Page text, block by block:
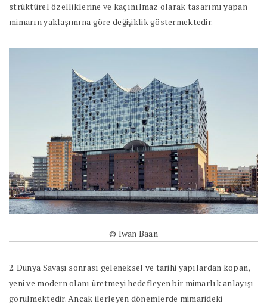
strüktürel özelliklerine ve kaçınılmaz olarak tasarımı yapan
mimarın yaklaşımına göre değişiklik göstermektedir.
© Iwan Baan
2. Dünya Savaşı sonrası geleneksel ve tarihi yapılardan kopan,
yeni ve modern olanı üretmeyi hedefleyen bir mimarlık anlayışı
görülmektedir. Ancak ilerleyen dönemlerde mimarideki